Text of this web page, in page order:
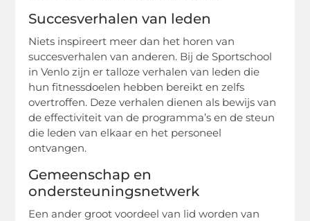
Succesverhalen van leden
Niets inspireert meer dan het horen van
succesverhalen van anderen. Bij de Sportschool
in Venlo zijn er talloze verhalen van leden die
hun fitnessdoelen hebben bereikt en zelfs
overtroffen. Deze verhalen dienen als bewijs van
de effectiviteit van de programma’s en de steun
die leden van elkaar en het personeel
ontvangen.
Gemeenschap en
ondersteuningsnetwerk
Een ander groot voordeel van lid worden van